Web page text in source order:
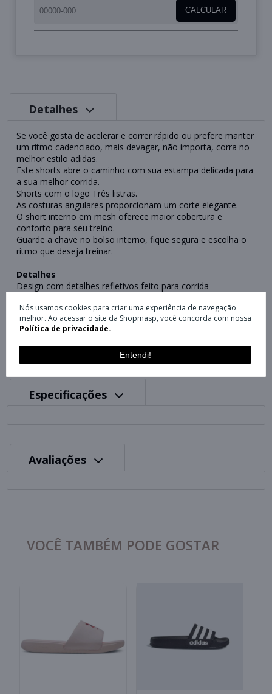
CALCULAR
Detalhes
Se você gosta de acelerar e correr rápido ou prefere manter
um ritmo cadenciado, mais devagar, não importa, corra no
melhor estilo adidas.
Este shorts abre o caminho com sua estampa delicada para
a sua melhor corrida.
Shorts com o logo Três listras.
As costuras angulares proporcionam um corte elegante.
O short interno em mesh oferece maior cobertura e
conforto para seu treino.
Guarde a chave no bolso interno, fique segura e escolha o
ritmo que deseja treinar.
Detalhes
Design com detalhes refletivos feito para corrida
Cor
HR9909: Pink/Cinza - jan/23
Especificações
Avaliações
VOCÊ TAMBÉM PODE GOSTAR
Nós usamos cookies para criar uma experiência de navegação
melhor. Ao acessar o site da Shopmasp, você concorda com nossa
Política de privacidade.
Entendi!